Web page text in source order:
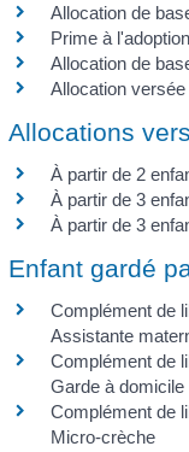
Allocation de
Prime à l'adoption
Allocation de
Allocation
Allocations
À partir de 2
À partir de 3
À partir de 3
Enfant gardé
Complément de
Assistante
Complément de
Garde à domicile
Complément de
Micro-crèche